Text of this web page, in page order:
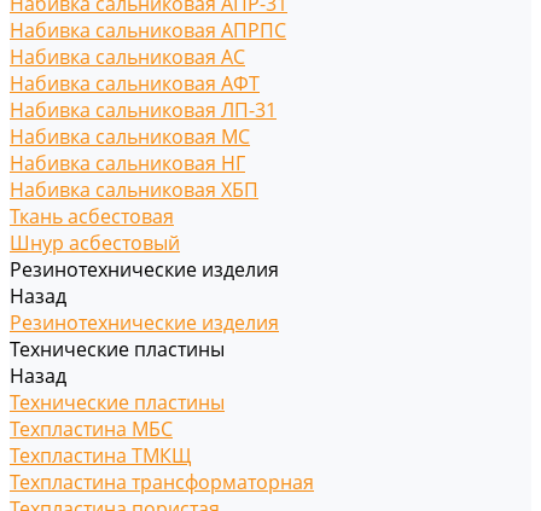
Набивка сальниковая АПРПС
Набивка сальниковая АС
Набивка сальниковая АФТ
Набивка сальниковая ЛП-31
Набивка сальниковая МС
Набивка сальниковая НГ
Набивка сальниковая ХБП
Ткань асбестовая
Шнур асбестовый
Резинотехнические изделия
Назад
Резинотехнические изделия
Технические пластины
Назад
Технические пластины
Техпластина МБС
Техпластина ТМКЩ
Техпластина трансформаторная